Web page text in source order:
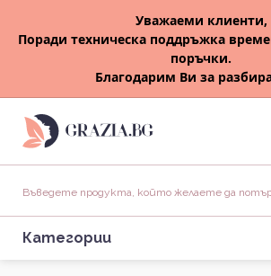
Уважаеми клиенти,
Поради техническа поддръжка
поръчки.
Благодарим Ви за
Категории